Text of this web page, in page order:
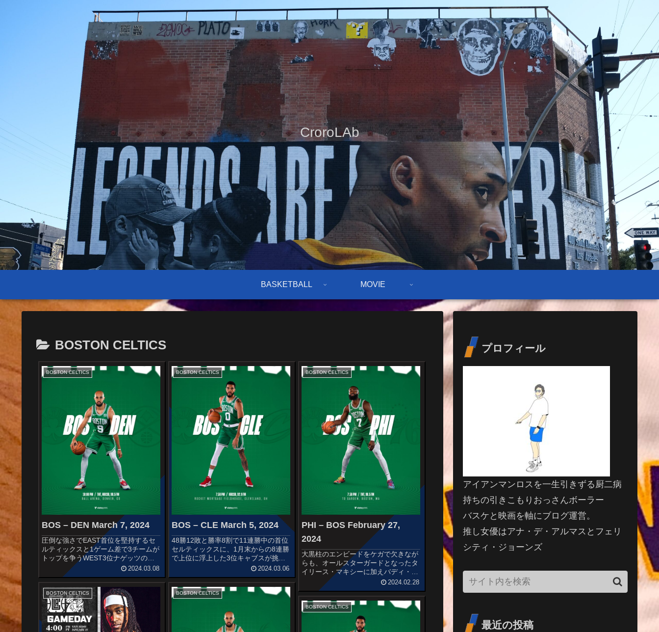
CroroLAb
BASKETBALL MOVIE
BOSTON CELTICS
BOSTON CELTICS
BOS – DEN March 7, 2024
圧倒な強さでEAST首位を堅持するセ
ルティックスと1ゲーム差で3チームが
トップを争うWEST3位ナゲッツの一
戦です。安定感が売りの両チームだけ
に非常に面白いゲームが期待できそう
ですね〜STARTERSBOSTON
CELTICSJrue H...
2024.03.08
BOSTON CELTICS
BOS – CLE March 5, 2024
48勝12敗と勝率8割で11連勝中の首位
セルティックスに、1月末からの8連勝
で上位に浮上した3位キャブスが挑み
ます。STARTERSBOSTON
CELTICSJrue HolidayDerrick
WhiteJaylen BrownJay...
2024.03.06
BOSTON CELTICS
PHI – BOS February 27,
2024
大黒柱のエンビードをケガで欠きなが
らも、オールスターガードとなったタ
イリース・マキシーに加えバディ・ヒ
ールド、カイル・ラウリーなどを補強
することで上位をキープするシクサー
ズと、万全の布陣で2位キャブスに7.5
ゲーム差をつけEAST首位を独走...
2024.02.28
BOSTON CELTICS BOSTON CELTICS
BOSTON CELTICS
プロフィール
アイアンマンロスを一生引きずる厨二病
持ちの引きこもりおっさんボーラー
バスケと映画を軸にブログ運営。
推し女優はアナ・デ・アルマスとフェリ
シティ・ジョーンズ
最近の投稿